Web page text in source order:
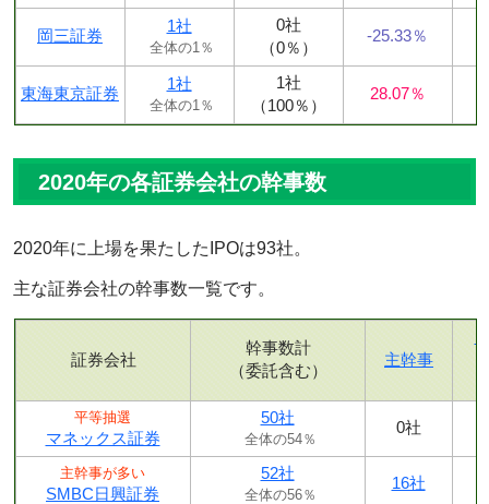
岡三証券
1社
全体の1％
0社
（0％）
-25.33％
東海東京証券
1社
全体の1％
1社
（100％）
28.07％
2020年の各証券会社の幹事数
2020年に上場を果たしたIPOは93社。
主な証券会社の幹事数一覧です。
証券会社
幹事数計
（委託含む）
主幹事
平等抽選
マネックス証券
50社
全体の54％
0社
主幹事が多い
SMBC日興証券
52社
全体の56％
16社